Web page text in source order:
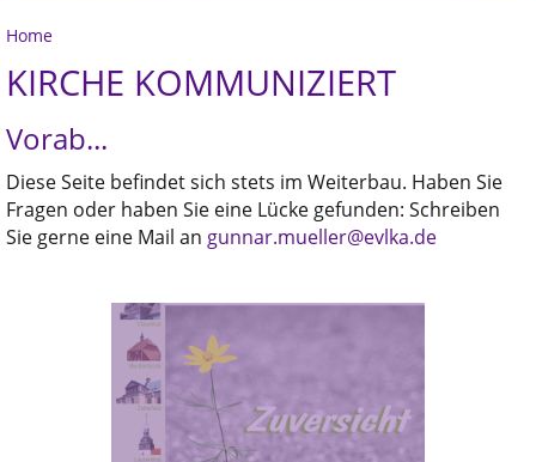
Home
KIRCHE KOMMUNIZIERT
Vorab...
Diese Seite befindet sich stets im Weiterbau. Haben Sie
Fragen oder haben Sie eine Lücke gefunden: Schreiben
Sie gerne eine Mail an gunnar.mueller@evlka.de